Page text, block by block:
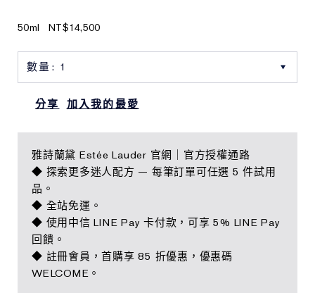
50ml NT$14,500
分享 加入我的最愛
雅詩蘭黛 Estée Lauder 官網｜官方授權通路
◆ 探索更多迷人配方 — 每筆訂單可任選 5 件試用
品。
◆ 全站免運。
◆ 使用中信 LINE Pay 卡付款，可享 5% LINE Pay
回饋。
◆ 註冊會員，首購享 85 折優惠，優惠碼
WELCOME。